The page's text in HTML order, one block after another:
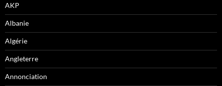
AKP
Albanie
Algérie
Angleterre
Annonciation